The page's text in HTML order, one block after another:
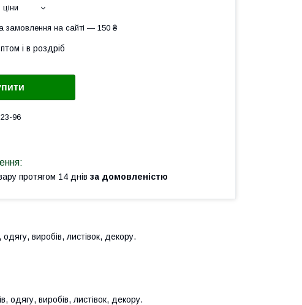
замовлення на сайті — 150 ₴
і в роздріб
96
протягом 14 днів за домовленістю
виробів, листівок, декору.
одягу, виробів, листівок, декору.